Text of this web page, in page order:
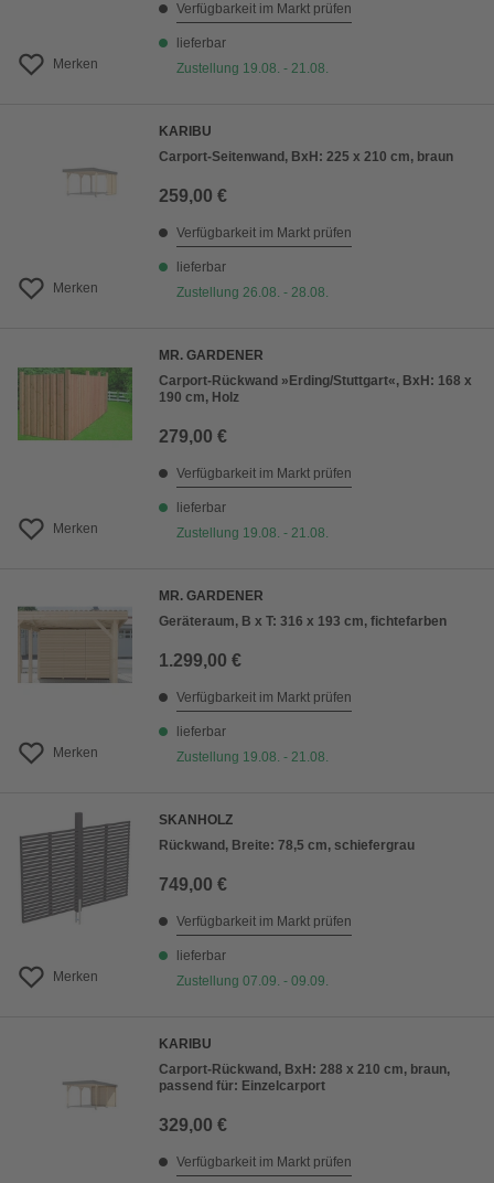
Merken
Verfügbarkeit im Markt prüfen
lieferbar
Zustellung 19.08. - 21.08.
Merken
KARIBU
Carport-Seitenwand, BxH: 225 x 210 cm, braun
259,00 €
Verfügbarkeit im Markt prüfen
lieferbar
Zustellung 26.08. - 28.08.
Merken
MR. GARDENER
Carport-Rückwand »Erding/Stuttgart«, BxH: 168 x
190 cm, Holz
279,00 €
Verfügbarkeit im Markt prüfen
lieferbar
Zustellung 19.08. - 21.08.
Merken
MR. GARDENER
Geräteraum, B x T: 316 x 193 cm, fichtefarben
1.299,00 €
Verfügbarkeit im Markt prüfen
lieferbar
Zustellung 19.08. - 21.08.
Merken
SKANHOLZ
Rückwand, Breite: 78,5 cm, schiefergrau
749,00 €
Verfügbarkeit im Markt prüfen
lieferbar
Zustellung 07.09. - 09.09.
KARIBU
Carport-Rückwand, BxH: 288 x 210 cm, braun,
passend für: Einzelcarport
329,00 €
Verfügbarkeit im Markt prüfen